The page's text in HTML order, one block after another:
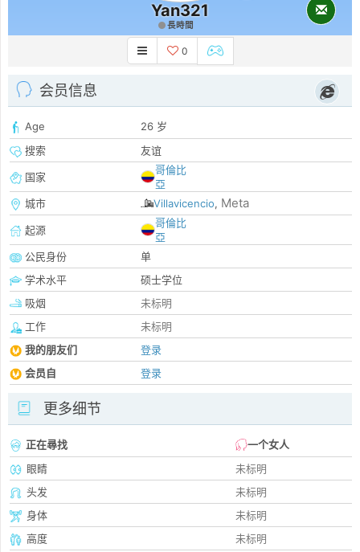
Yan321
長時間
0
会员信息
Age
26 岁
搜索
友谊
国家
哥倫比
亞
城市
Villavicencio, Meta
起源
哥倫比
亞
公民身份
单
学术水平
硕士学位
吸烟
未标明
工作
未标明
我的朋友们
登录
会员自
登录
更多细节
正在尋找
一个女人
眼睛
未标明
头发
未标明
身体
未标明
高度
未标明